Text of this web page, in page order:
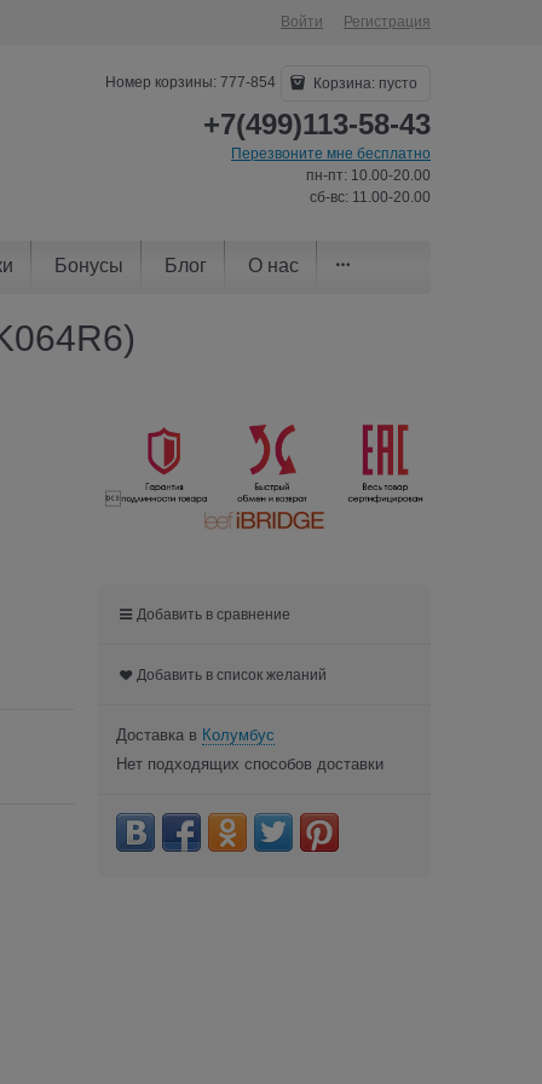
Войти Регистрация
Номер корзины: 777-854 Корзина: пусто
+7(499)113-58-43
Перезвоните мне бесплатно
пн-пт: 10.00-20.00
сб-вс: 11.00-20.00
Бонусы Блог О нас

Добавить в сравнение
Добавить в список желаний
Доставка в Колумбус
Нет подходящих способов доставки